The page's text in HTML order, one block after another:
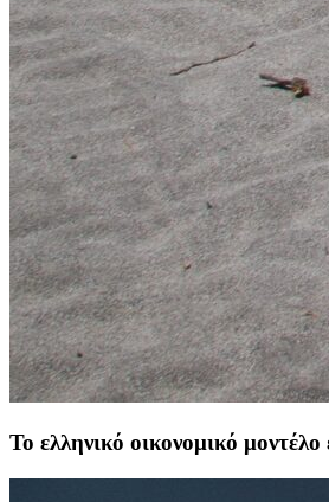
Το ελληνικό οικονομικό